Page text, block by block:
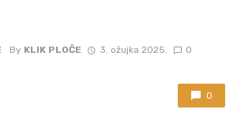
By KLIK PLOČE 3. ožujka 2025. 0
0